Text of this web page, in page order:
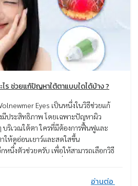
ร ช่วยแก้ปัญหาใต้ตาแบบใดได้บ้าง ?
Eyes เป็นหนึ่งในวิธีช่วยแก้
มีประสิทธิภาพ โดยเฉพาะปัญหาผิว
บริเวณใต้ตา ใครที่มีต้องการฟื้นฟูและ
ให้ดูอ่อนเยาว์และสดใสขึ้น
หนึ่งตัวช่วยครับ เพื่อให้สามารถเลือกวิธี
อกทำได้อย่างเหมาะสม
อ่านต่อ